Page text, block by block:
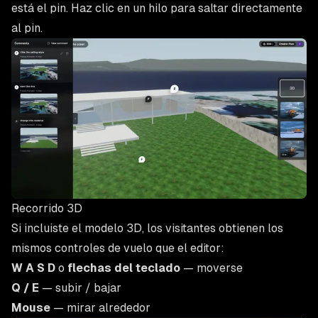
está el pin. Haz clic en un hilo para saltar directamente
al pin.
Recorrido 3D
Si incluiste el modelo 3D, los visitantes obtienen los
mismos controles de vuelo que el editor:
W A S D o flechas del teclado — moverse
Q / E — subir / bajar
Mouse — mirar alrededor